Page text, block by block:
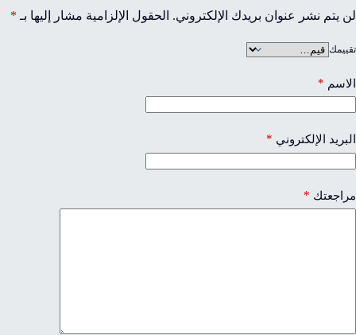
لن يتم نشر عنوان بريدك الإلكتروني. الحقول الإلزامية مشار إليها بـ *
تقييمك
الاسم *
البريد الإلكتروني *
مراجعتك *